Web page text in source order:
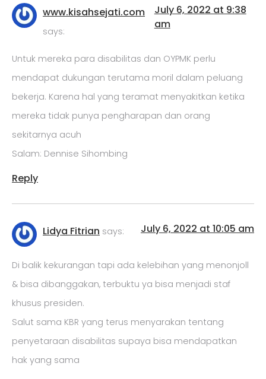
www.kisahsejati.com
says:
July 6, 2022 at 9:38
am
Untuk mereka para disabilitas dan OYPMK perlu
mendapat dukungan terutama moril dalam peluang
bekerja. Karena hal yang teramat menyakitkan ketika
mereka tidak punya pengharapan dan orang
sekitarnya acuh
Salam: Dennise Sihombing
Reply
Lidya Fitrian says: July 6, 2022 at 10:05 am
Di balik kekurangan tapi ada kelebihan yang menonjoll
& bisa dibanggakan, terbuktu ya bisa menjadi staf
khusus presiden.
Salut sama KBR yang terus menyarakan tentang
penyetaraan disabilitas supaya bisa mendapatkan
hak yang sama